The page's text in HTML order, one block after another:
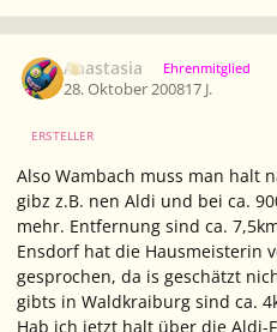
Anastasia Ehrenmitglied
28. Oktober 200817 J.
ERSTELLER
Also Wambach muss man halt
gibz z.B. nen Aldi und bei ca.
mehr. Entfernung sind ca.
Ensdorf hat die Hausmeisterin
gesprochen, da is geschätzt
gibts in Waldkraiburg sind ca.
Hab ich jetzt halt über die Aldi-